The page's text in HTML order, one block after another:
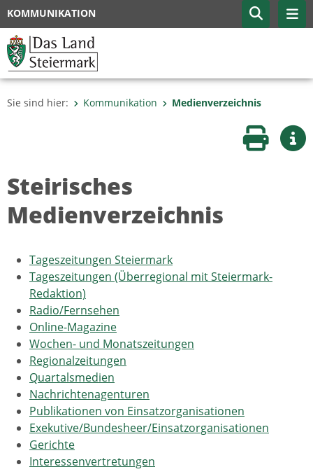
KOMMUNIKATION
Sie sind hier: Kommunikation Medienverzeichnis
Seite
Steirisches
Medienverzeichnis
Tageszeitungen Steiermark
Tageszeitungen (Überregional mit Steiermark-
Redaktion)
Radio/Fernsehen
Online-Magazine
Wochen- und Monatszeitungen
Regionalzeitungen
Quartalsmedien
Nachrichtenagenturen
Publikationen von Einsatzorganisationen
Exekutive/Bundesheer/Einsatzorganisationen
Gerichte
Interessenvertretungen